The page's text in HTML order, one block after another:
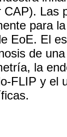
CAP). Las
para
EoE. El
de
la
FLIP y el